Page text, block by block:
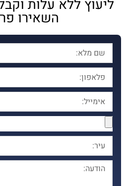
ליעוץ ללא עלות
השאירו